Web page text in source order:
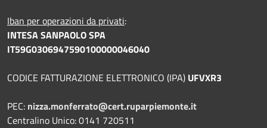
Iban per operazioni da privati:
INTESA SANPAOLO SPA
IT59G0306947590100000046040
CODICE FATTURAZIONE ELETTRONICO (IPA) UFVXR3
PEC: nizza.monferrato@cert.ruparpiemonte.it
Centralino Unico: 0141 720511